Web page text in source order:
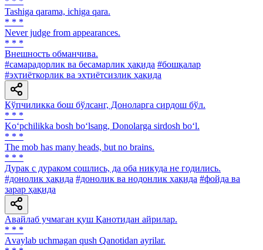
Tashiga qarama, ichiga qara.
* * *
Never judge from appearances.
* * *
Внешность обманчива.
#самарадорлик ва бесамарлик ҳақида #бошқалар
#эҳтиёткорлик ва эҳтиётсизлик ҳақида
Кўпчиликка бош бўлсанг, Доноларга сирдош бўл.
* * *
Ko‘pchilikka bosh bo‘lsang, Donolarga sirdosh bo‘l.
* * *
The mob has many heads, but no brains.
* * *
Дурак с дураком сошлись, да оба никуда не годились.
#донолик ҳақида #донолик ва нодонлик ҳақида #фойда ва
зарар ҳақида
Авайлаб учмаган қуш Қанотидан айрилар.
* * *
Аvaylab uchmagan qush Qanotidan ayrilar.